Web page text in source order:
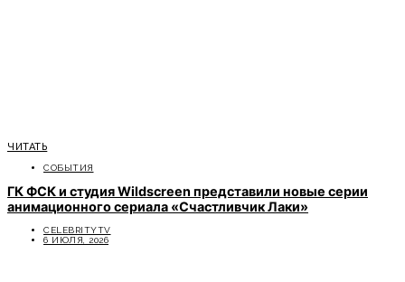
ЧИТАТЬ
СОБЫТИЯ
ГК ФСК и студия Wildscreen представили новые серии
анимационного сериала «Счастливчик Лаки»
CELEBRITYTV
6 ИЮЛЯ, 2026